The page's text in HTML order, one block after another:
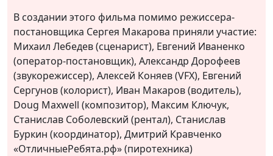
В создании этого фильма помимо режиссера-
постановщика Сергея Макарова приняли участие:
Михаил Лебедев (сценарист), Евгений Иваненко
(оператор-постановщик), Александр Дорофеев
(звукорежиссер), Алексей Коняев (VFX), Евгений
Сергунов (колорист), Иван Макаров (водитель),
Doug Maxwell (композитор), Максим Ключук,
Станислав Соболевский (рентал), Станислав
Буркин (координатор), Дмитрий Кравченко
«ОтличныеРебята.рф» (пиротехника)